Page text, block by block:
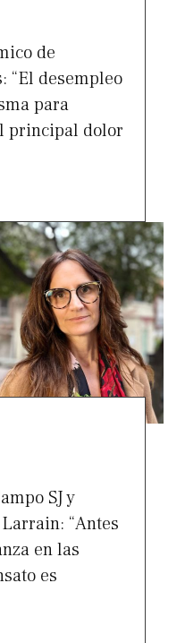
de
“El desempleo
para
principal dolor
SJ y
“Antes
en las
es